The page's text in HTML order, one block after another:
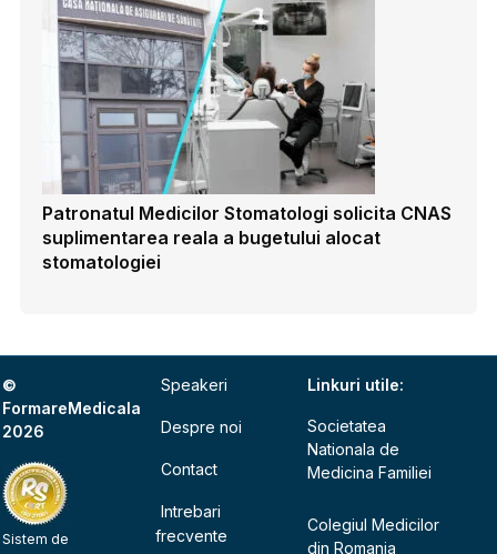
Patronatul Medicilor Stomatologi solicita CNAS
suplimentarea reala a bugetului alocat
stomatologiei
©
FormareMedicala
2026
Sistem de
Speakeri
Despre noi
Contact
Intrebari
frecvente
Linkuri utile:
Societatea
Nationala de
Medicina Familiei
Colegiul Medicilor
din Romania